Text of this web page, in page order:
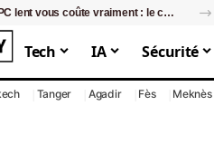
Ce que votre PC lent vous coûte vraiment : le calcul que personne ne fait
Tech IA Sécurité
Tanger Agadir Fès Meknès